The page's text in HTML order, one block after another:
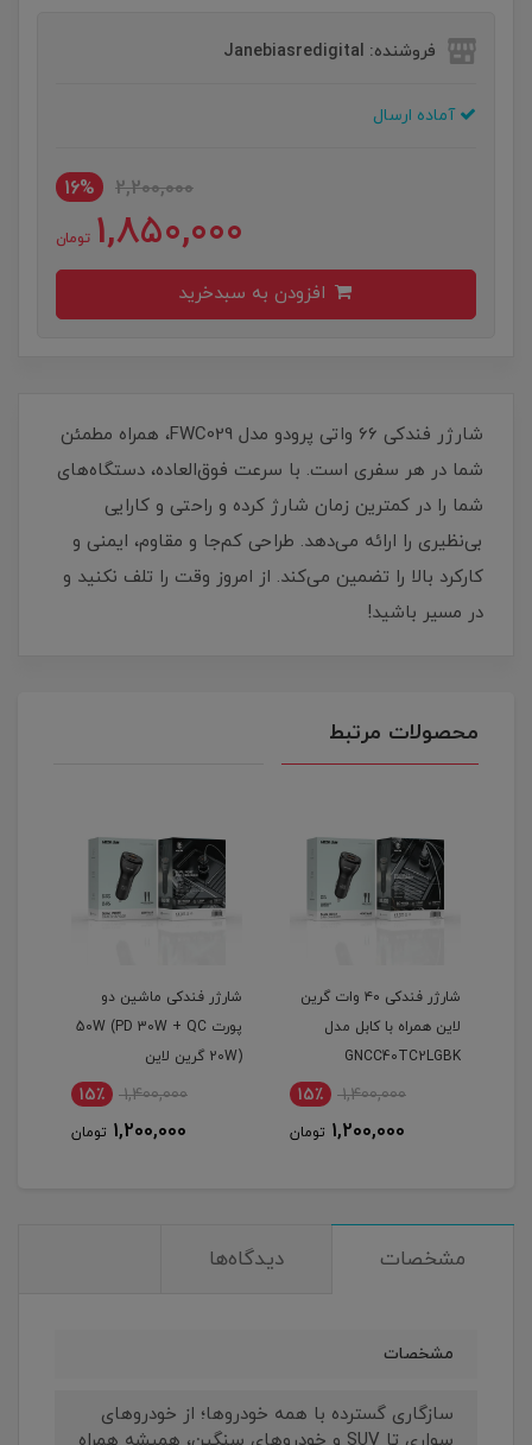
فروشنده: Janebiasredigital
آماده ارسال
2,200,000
16%
1,850,000 تومان
شارژر فندکی 66 واتی پرودو مدل FWC029، همراه مطمئن
شما در هر سفری است. با سرعت فوق‌العاده، دستگاه‌های
شما را در کمترین زمان شارژ کرده و راحتی و کارایی
بی‌نظیری را ارائه می‌دهد. طراحی کم‌جا و مقاوم، ایمنی و
کارکرد بالا را تضمین می‌کند. از امروز وقت را تلف نکنید و
در مسیر باشید!
محصولات مرتبط
شارژر فندکی ۴۰ وات گرین
لاین همراه با کابل مدل
GNCC40TC2LGBK
1,400,000 15٪
1,200,000 تومان
شارژر فندکی ماشین دو
پورت 50W (PD 30W + QC
20W) گرین لاین
1,400,000 15٪
1,200,000 تومان
مشخصات دیدگاه‌ها
مشخصات
سازگاری گسترده با همه خودروها؛ از خودروهای